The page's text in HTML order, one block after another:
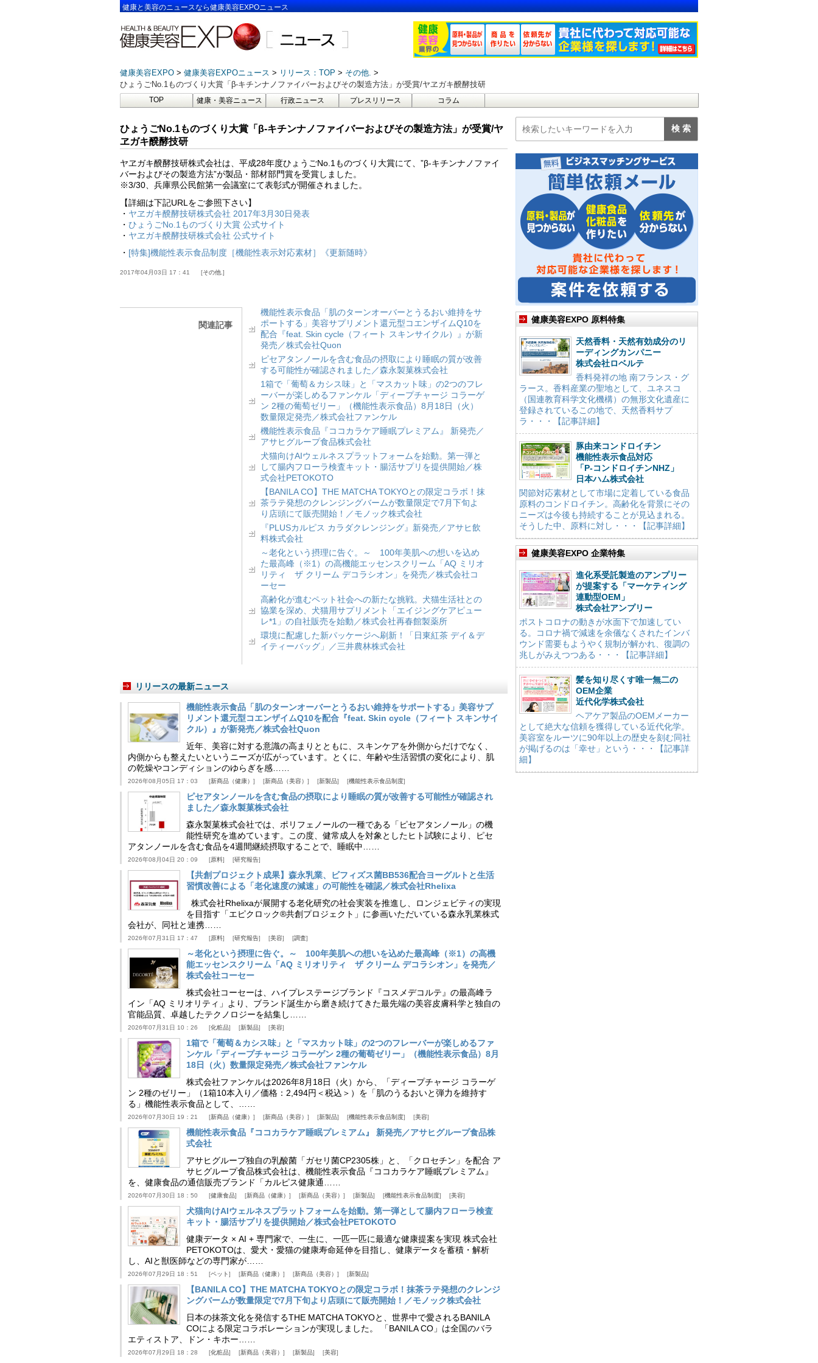
健康と美容のニュースなら健康美容EXPOニュース
健康美容EXPO 健康美容EXPOニュース リリース：TOP
その他.
ひょうごNo.1ものづくり大賞「β-キチンナノファイバーおよびその製造方法」が受賞/ヤヱガキ醗酵技研
TOP 健康・美容ニュース 行政ニュース プレスリリース コラム
ひょうごNo.1ものづくり大賞「β-キチンナノファイバーおよびその製造方法」が受賞/ヤ
ヱガキ醗酵技研
ヤヱガキ醗酵技研株式会社は、平成28年度ひょうごNo.1ものづくり大賞にて、”β-キチンナノファイ
バーおよびその製造方法”が製品・部材部門賞を受賞しました。
※3/30、兵庫県公民館第一会議室にて表彰式が開催されました。
【詳細は下記URLをご参照下さい】
・ ヤヱガキ醗酵技研株式会社 2017年3月30日発表
・ ひょうごNo.1ものづくり大賞 公式サイト
・ ヤヱガキ醗酵技研株式会社 公式サイト
・ [特集]機能性表示食品制度［機能性表示対応素材］《更新随時》
2017年04月03日 17：41 その他.
関連記事
機能性表示食品「肌のターンオーバーとうるおい維持をサ
ポートする」美容サプリメント還元型コエンザイムQ10を
配合『feat. Skin cycle（フィート スキンサイクル）』が新
発売／株式会社Quon
ピセアタンノールを含む食品の摂取により睡眠の質が改善
する可能性が確認されました／森永製菓株式会社
1箱で「葡萄＆カシス味」と「マスカット味」の2つのフレ
ーバーが楽しめるファンケル「ディープチャージ コラーゲ
ン 2種の葡萄ゼリー」（機能性表示食品）8月18日（火）
数量限定発売／株式会社ファンケル
機能性表示食品『ココカラケア睡眠プレミアム』 新発売／
アサヒグループ食品株式会社
犬猫向けAIウェルネスプラットフォームを始動。第一弾と
して腸内フローラ検査キット・腸活サプリを提供開始／株
式会社PETOKOTO
【BANILA CO】THE MATCHA TOKYOとの限定コラボ！抹
茶ラテ発想のクレンジングバームが数量限定で7月下旬よ
り店頭にて販売開始！／モノック株式会社
『PLUSカルピス カラダクレンジング』新発売／アサヒ飲
料株式会社
～老化という摂理に告ぐ。～ 100年美肌への想いを込め
た最高峰（※1）の高機能エッセンスクリーム「AQ ミリオ
リティ ザ クリーム デコラシオン」を発売／株式会社コ
ーセー
高齢化が進むペット社会への新たな挑戦。犬猫生活社との
協業を深め、犬猫用サプリメント「エイジングケアピュー
レ*1」の自社販売を始動／株式会社再春館製薬所
環境に配慮した新パッケージへ刷新！「日東紅茶 デイ＆デ
イティーバッグ」／三井農林株式会社
リリースの最新ニュース
機能性表示食品「肌のターンオーバーとうるおい維持をサポートする」美容サプ
リメント還元型コエンザイムQ10を配合『feat. Skin cycle（フィート スキンサイ
クル）』が新発売／株式会社Quon
近年、美容に対する意識の高まりとともに、スキンケアを外側からだけでなく、
内側からも整えたいというニーズが広がっています。とくに、年齢や生活習慣の変化により、肌
の乾燥やコンディションのゆらぎを感……
2026年08月05日 17：03 新商品（健康） 新商品（美容） 新製品 機能性表示食品制度
ピセアタンノールを含む食品の摂取により睡眠の質が改善する可能性が確認され
ました／森永製菓株式会社
森永製菓株式会社では、ポリフェノールの一種である「ピセアタンノール」の機
能性研究を進めています。この度、健常成人を対象としたヒト試験により、ピセ
アタンノールを含む食品を4週間継続摂取することで、睡眠中……
2026年08月04日 20：09 原料 研究報告
【共創プロジェクト成果】森永乳業、ビフィズス菌BB536配合ヨーグルトと生活
習慣改善による「老化速度の減速」の可能性を確認／株式会社Rhelixa
株式会社Rhelixaが展開する老化研究の社会実装を推進し、ロンジェビティの実現
を目指す「エピクロック®共創プロジェクト」に参画いただいている森永乳業株式
会社が、同社と連携……
2026年07月31日 17：47 原料 研究報告 美容 調査
～老化という摂理に告ぐ。～ 100年美肌への想いを込めた最高峰（※1）の高機
能エッセンスクリーム「AQ ミリオリティ ザ クリーム デコラシオン」を発売／
株式会社コーセー
株式会社コーセーは、ハイプレステージブランド『コスメデコルテ』の最高峰ラ
イン「AQ ミリオリティ」より、ブランド誕生から磨き続けてきた最先端の美容皮膚科学と独自の
官能品質、卓越したテクノロジーを結集し……
2026年07月31日 10：26 化粧品 新製品 美容
1箱で「葡萄＆カシス味」と「マスカット味」の2つのフレーバーが楽しめるファ
ンケル「ディープチャージ コラーゲン 2種の葡萄ゼリー」（機能性表示食品）8月
18日（火）数量限定発売／株式会社ファンケル
株式会社ファンケルは2026年8月18日（火）から、「ディープチャージ コラーゲ
ン 2種のゼリー」（1箱10本入り／価格：2,494円＜税込＞）を「肌のうるおいと弾力を維持す
る」機能性表示食品として、……
2026年07月30日 19：21 新商品（健康） 新商品（美容） 新製品 機能性表示食品制度 美容
機能性表示食品『ココカラケア睡眠プレミアム』 新発売／アサヒグループ食品株
式会社
アサヒグループ独自の乳酸菌「ガセリ菌CP2305株」と、「クロセチン」を配合 ア
サヒグループ食品株式会社は、機能性表示食品『ココカラケア睡眠プレミアム』
を、健康食品の通信販売ブランド「カルピス健康通……
2026年07月30日 18：50 健康食品 新商品（健康） 新商品（美容） 新製品 機能性表示食品制度 美容
犬猫向けAIウェルネスプラットフォームを始動。第一弾として腸内フローラ検査
キット・腸活サプリを提供開始／株式会社PETOKOTO
健康データ × AI + 専門家で、一生に、一匹一匹に最適な健康提案を実現 株式会社
PETOKOTOは、愛犬・愛猫の健康寿命延伸を目指し、健康データを蓄積・解析
し、AIと獣医師などの専門家が……
2026年07月29日 18：51 ペット 新商品（健康） 新商品（美容） 新製品
【BANILA CO】THE MATCHA TOKYOとの限定コラボ！抹茶ラテ発想のクレンジ
ングバームが数量限定で7月下旬より店頭にて販売開始！／モノック株式会社
日本の抹茶文化を発信するTHE MATCHA TOKYOと、世界中で愛されるBANILA
COによる限定コラボレーションが実現しました。 「BANILA CO」は全国のバラ
エティストア、ドン・キホー……
2026年07月29日 18：28 化粧品 新商品（美容） 新製品 美容
健康美容EXPO 原料特集
天然香料・天然有効成分のリ
ーディングカンパニー
株式会社ロベルテ
香料発祥の地 南フランス・グ
ラース。香料産業の聖地として、ユネスコ
（国連教育科学文化機構）の無形文化遺産に
登録されているこの地で、天然香料サプ
ラ・・・【記事詳細】
豚由来コンドロイチン
機能性表示食品対応
「P-コンドロイチンNHZ」
日本ハム株式会社
関節対応素材として市場に定着している食品
原料のコンドロイチン。高齢化を背景にその
ニーズは今後も持続することが見込まれる。
そうした中、原料に対し・・・【記事詳細】
健康美容EXPO 企業特集
進化系受託製造のアンプリー
が提案する「マーケティング
連動型OEM」
株式会社アンプリー
ポストコロナの動きが水面下で加速してい
る。コロナ禍で減速を余儀なくされたインバ
ウンド需要もようやく規制が解かれ、復調の
兆しがみえつつある・・・【記事詳細】
髪を知り尽くす唯一無二の
OEM企業
近代化学株式会社
ヘアケア製品のOEMメーカー
として絶大な信頼を獲得している近代化学。
美容室をルーツに90年以上の歴史を刻む同社
が掲げるのは「幸せ」という・・・【記事詳
細】